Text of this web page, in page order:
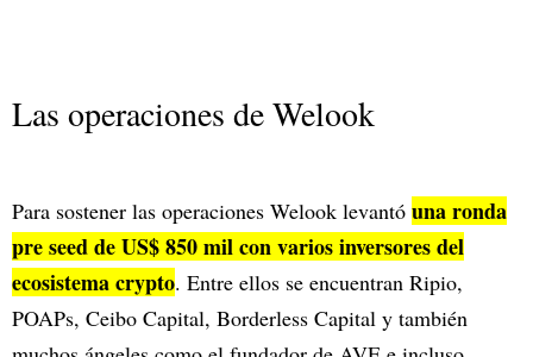
Las operaciones de Welook
Para sostener las operaciones Welook levantó una ronda
pre seed de US$ 850 mil con varios inversores del
ecosistema crypto. Entre ellos se encuentran Ripio,
POAPs, Ceibo Capital, Borderless Capital y también